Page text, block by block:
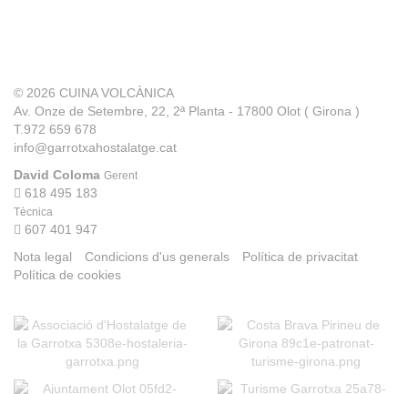
© 2026 CUINA VOLCÀNICA
Av. Onze de Setembre, 22, 2ª Planta - 17800 Olot ( Girona )
T.972 659 678
info@garrotxahostalatge.cat
David Coloma Gerent
618 495 183
Tècnica
607 401 947
Nota legal
Condicions d'us generals
Política de privacitat
Política de cookies